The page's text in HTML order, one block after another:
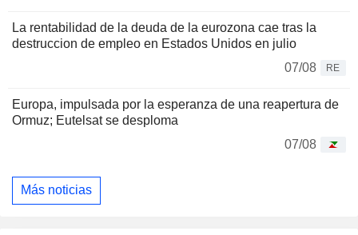
La rentabilidad de la deuda de la eurozona cae tras la
destruccion de empleo en Estados Unidos en julio
07/08
RE
Europa, impulsada por la esperanza de una reapertura de
Ormuz; Eutelsat se desploma
07/08
Más noticias